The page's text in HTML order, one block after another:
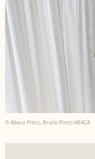
© Abaca Press, Bruno Press/ABACA